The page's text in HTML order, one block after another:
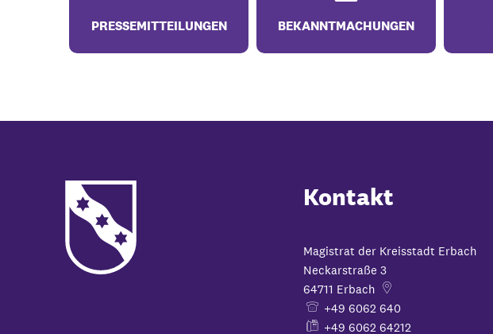
PRESSEMITTEILUNGEN BEKANNTMACHUNGEN
Kontakt
Magistrat der Kreisstadt Erbach
Neckarstraße 3
64711 Erbach
+49 6062 640
+49 6062 64212